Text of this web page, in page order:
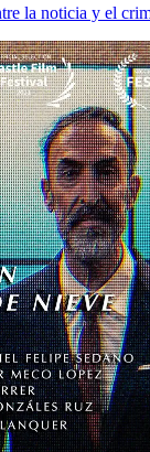
la noticia y el